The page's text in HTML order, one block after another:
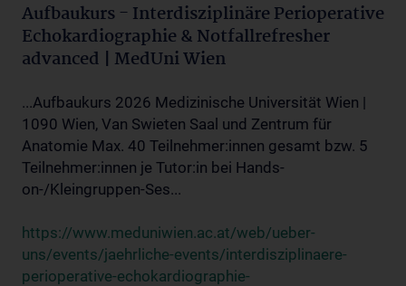
Aufbaukurs - Interdisziplinäre Perioperative
Echokardiographie & Notfallrefresher
advanced | MedUni Wien
...Aufbaukurs 2026 Medizinische Universität Wien |
1090 Wien, Van Swieten Saal und Zentrum für
Anatomie Max. 40 Teilnehmer:innen gesamt bzw. 5
Teilnehmer:innen je Tutor:in bei Hands-
on-/Kleingruppen-Ses...
https://www.meduniwien.ac.at/web/ueber-
uns/events/jaehrliche-events/interdisziplinaere-
perioperative-echokardiographie-